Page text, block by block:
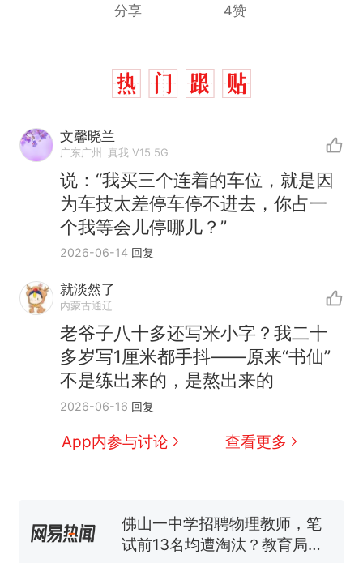
分享 4赞
文馨晓兰
广东广州 真我 V15 5G
说：“我买三个连着的车位，就是因
为车技太差停车停不进去，你占一
个我等会儿停哪儿？”
2026-06-14 回复
就淡然了
内蒙古通辽
老爷子八十多还写米小字？我二十
多岁写1厘米都手抖——原来“书仙”
不是练出来的，是熬出来的
2026-06-16 回复
App内参与讨论 查看更多
那个在床头放菜刀的女孩，
因老师一句“跟我回家”改写了
人生
新 费大厨“全国小炒肉大王”称
号，仅凭视频评出？中国烹饪
协会回应
搬家报价570元，搬到楼下交
5060元才肯搬上楼！女子傻眼
了……
台风"白海豚"中心附近最大风
已叫停招聘，成立调查组全面
核查
笔试第一被第二名传话劝弃考
官方通报